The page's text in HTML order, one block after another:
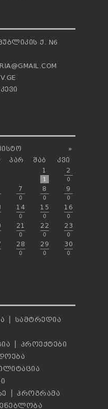
Ქ. N6
»
ᲞᲐᲠ ᲨᲐᲑ
ᲙᲕᲘ
1
1
2
0
7
0
8
0
9
0
14
0
15
0
16
0
21
0
22
0
23
0
28
0
29
0
30
0
ᲡᲐᲛᲢᲠᲔᲓᲘᲐ
ᲞᲠᲝᲔᲥᲢᲔᲑᲘ
ᲞᲠᲝᲒᲠᲐᲛᲐ